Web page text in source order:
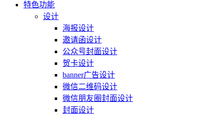
特色功能
设计
海报设计
邀请函设计
公众号封面设计
贺卡设计
banner广告设计
微信二维码设计
微信朋友圈封面设计
封面设计